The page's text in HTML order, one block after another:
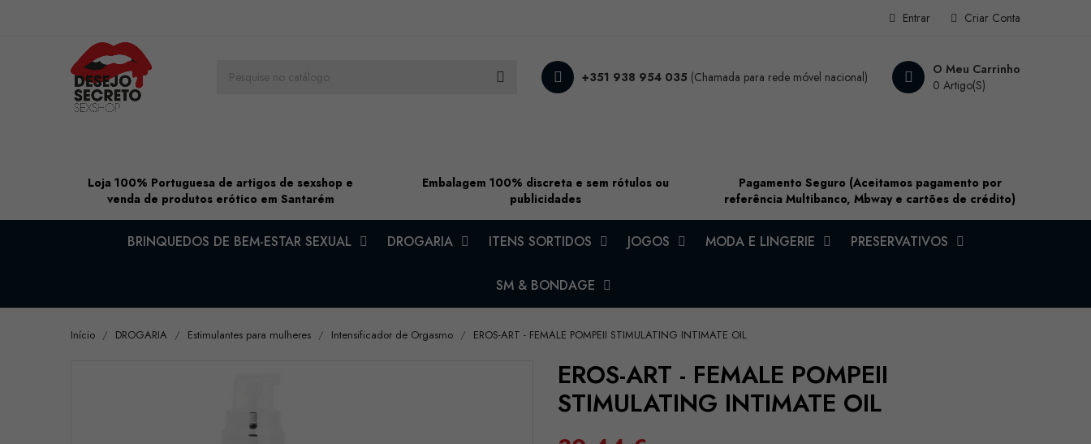
Criar Conta
Entrar
O Meu Carrinho
0 Artigo(s)
+351 938 954 035 (Chamada para rede móvel nacional)
Loja 100% Portuguesa de artigos de sexshop e
venda de produtos erótico em Santarém
Embalagem 100% discreta e sem rótulos ou
publicidades
Pagamento Seguro (Aceitamos pagamento por
referência Multibanco, Mbway e cartões de crédito)
BRINQUEDOS DE BEM-ESTAR SEXUAL DROGARIA ITENS SORTIDOS JOGOS MODA E LINGERIE PRESERVATIVOS
SM & BONDAGE
Início DROGARIA Estimulantes para mulheres Intensificador de Orgasmo EROS-ART - FEMALE POMPEII STIMULATING INTIMATE OIL
EROS-ART - FEMALE POMPEII
STIMULATING INTIMATE OIL